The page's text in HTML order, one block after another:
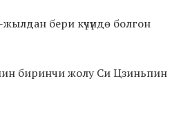
бери күчүндө болгон
биринчи жолу Си Цзиньпин